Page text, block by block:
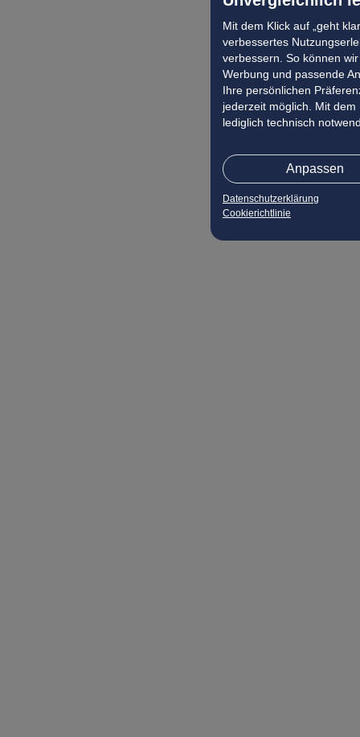
Mit dem Klick auf „geht
verbessertes
verbessern. So können
Werbung und passende
Ihre persönlichen
jederzeit möglich. Mit dem
lediglich technisch
Anpassen
Datenschutzerklärung
Cookierichtlinie